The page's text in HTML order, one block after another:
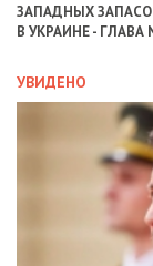
ЗАПАДНЫХ
В УКРАИНЕ - ГЛАВА
УВИДЕНО